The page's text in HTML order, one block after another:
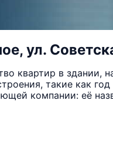
ул.
квартир в здании,
такие как
компании: её